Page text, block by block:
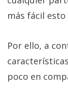
más fácil esto
Por ello, a
poco en